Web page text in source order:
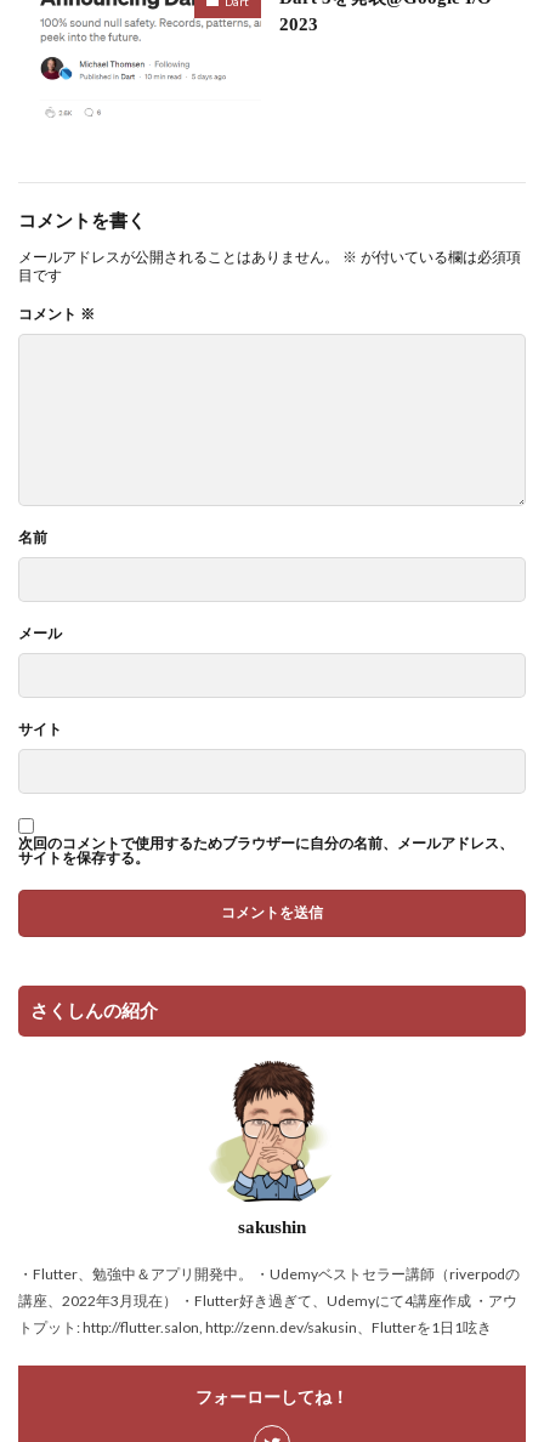
2023
コメントを書く
メールアドレスが公開されることはありません。 ※ が付いている欄は必須項
目です
コメント ※
名前
メール
サイト
次回のコメントで使用するためブラウザーに自分の名前、メールアドレス、
サイトを保存する。
さくしんの紹介
sakushin
・Flutter、勉強中＆アプリ開発中。 ・Udemyベストセラー講師（riverpodの
講座、2022年3月現在） ・Flutter好き過ぎて、Udemyにて4講座作成 ・アウ
トプット: http://flutter.salon, http://zenn.dev/sakusin、Flutterを1日1呟き
フォーローしてね！